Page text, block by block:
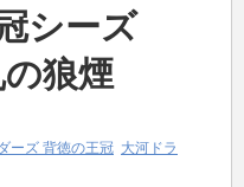
シーズ
狼煙
ーズ 背徳の王冠 大河ドラ